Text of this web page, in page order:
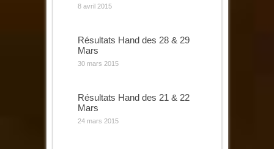
8 avril 2015
Résultats Hand des 28 & 29
Mars
30 mars 2015
Résultats Hand des 21 & 22
Mars
24 mars 2015